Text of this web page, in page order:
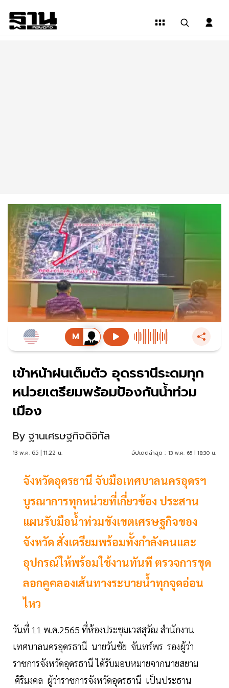
เข้าหน้าฝนเต็มตัว อุดรธานีระดมทุก
หน่วยเตรียมพร้อมป้องกันน้ำท่วม
เมือง
By ฐานเศรษฐกิจดิจิทัล
13 พ.ค. 65 | 11:22 น. อัปเดตล่าสุด : 13 พ.ค. 65 | 18:30 น.
จังหวัดอุดรธานี จับมือเทศบาลนครอุดรฯ
บูรณาการทุกหน่วยที่เกี่ยวข้อง ประสาน
แผนรับมือน้ำท่วมขังเขตเศรษฐกิจของ
จังหวัด สั่งเตรียมพร้อมทั้งกำลังคนและ
อุปกรณ์ให้พร้อมใช้งานทันที ตรวจการขุด
ลอกคูคลองเส้นทางระบายน้ำทุกจุดอ่อน
ไหว
วันที่ 11 พ.ค.2565 ที่ห้องประชุมเวสสุวัณ สำนักงาน
เทศบาลนครอุดรธานี นายวันชัย จันทร์พร รองผู้ว่า
ราชการจังหวัดอุดรธานี ได้รับมอบหมายจากนายสยาม
ศิริมงคล ผู้ว่าราชการจังหวัดอุดรธานี เป็นประธาน